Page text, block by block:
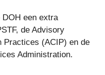
een extra
de Advisory
Practices (ACIP) en de
Administration.